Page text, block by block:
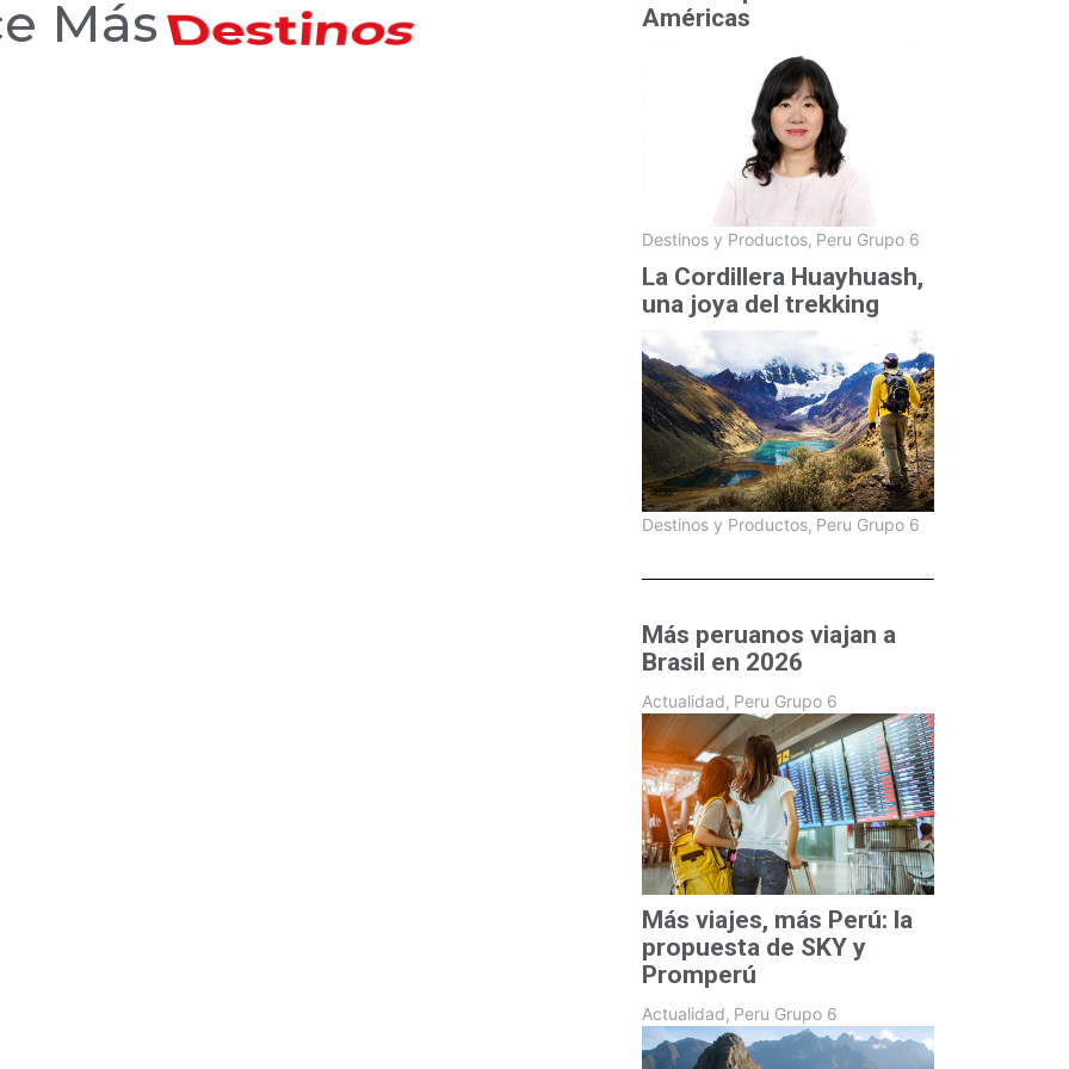
MásHoteles
Américas
Destinos y Productos, Peru Grupo 6
La Cordillera Huayhuash,
una joya del trekking
Destinos y Productos, Peru Grupo 6
Más peruanos viajan a
Brasil en 2026
Actualidad, Peru Grupo 6
Más viajes, más Perú: la
propuesta de SKY y
Promperú
Actualidad, Peru Grupo 6